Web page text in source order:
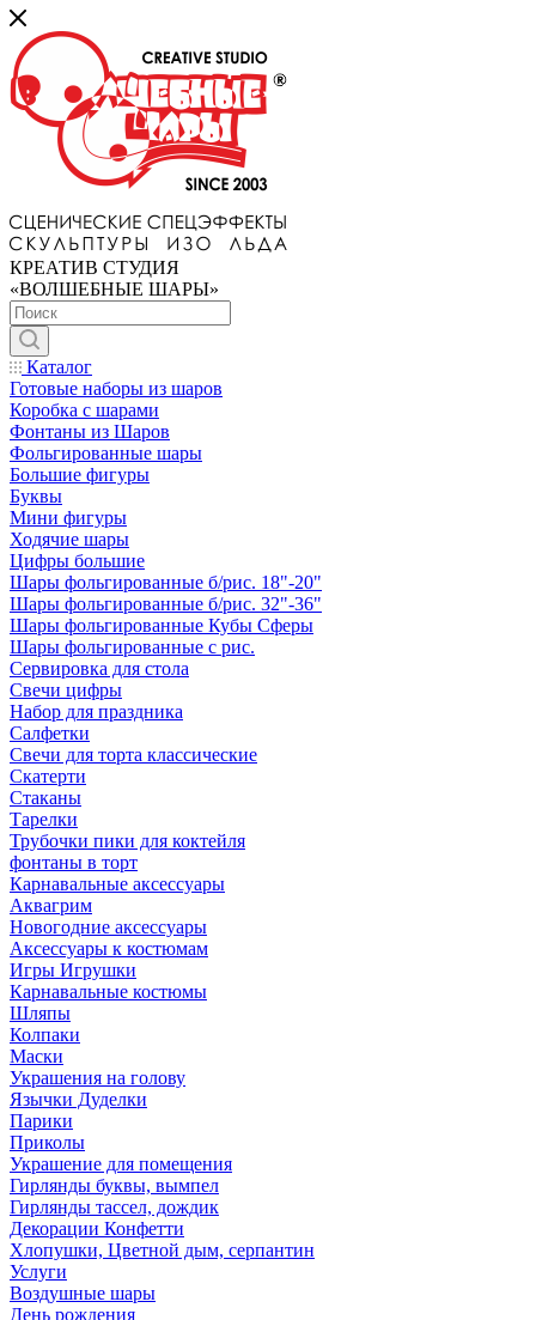
КРЕАТИВ СТУДИЯ
«ВОЛШЕБНЫЕ ШАРЫ»
Каталог
Готовые наборы из шаров
Коробка с шарами
Фонтаны из Шаров
Фольгированные шары
Большие фигуры
Буквы
Мини фигуры
Ходячие шары
Цифры большие
Шары фольгированные б/рис. 18"-20"
Шары фольгированные б/рис. 32"-36"
Шары фольгированные Кубы Сферы
Шары фольгированные с рис.
Сервировка для стола
Свечи цифры
Набор для праздника
Салфетки
Свечи для торта классические
Скатерти
Стаканы
Тарелки
Трубочки пики для коктейля
фонтаны в торт
Карнавальные аксессуары
Аквагрим
Новогодние аксессуары
Аксессуары к костюмам
Игры Игрушки
Карнавальные костюмы
Шляпы
Колпаки
Маски
Украшения на голову
Язычки Дуделки
Парики
Приколы
Украшение для помещения
Гирлянды буквы, вымпел
Гирлянды тассел, дождик
Декорации Конфетти
Хлопушки, Цветной дым, серпантин
Услуги
Воздушные шары
День рождения